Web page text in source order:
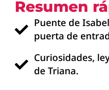
Resumen
Puente de
puerta de
Curiosidades,
de Triana.